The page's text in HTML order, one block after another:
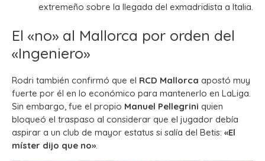
extremeño sobre la llegada del exmadridista a Italia.
El «no» al Mallorca por orden del
«Ingeniero»
Rodri también confirmó que el RCD Mallorca apostó muy
fuerte por él en lo económico para mantenerlo en LaLiga.
Sin embargo, fue el propio Manuel Pellegrini quien
bloqueó el traspaso al considerar que el jugador debía
aspirar a un club de mayor estatus si salía del Betis: «El
míster dijo que no».